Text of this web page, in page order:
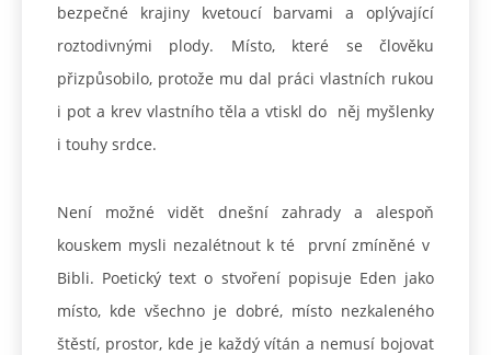
bezpečné krajiny kvetoucí barvami a oplývající
roztodivnými plody. Místo, které se člověku
přizpůsobilo, protože mu dal práci vlastních rukou
i pot a krev vlastního těla a vtiskl do něj myšlenky
i touhy srdce.
Není možné vidět dnešní zahrady a alespoň
kouskem mysli nezalétnout k té první zmíněné v
Bibli. Poetický text o stvoření popisuje Eden jako
místo, kde všechno je dobré, místo nezkaleného
štěstí, prostor, kde je každý vítán a nemusí bojovat